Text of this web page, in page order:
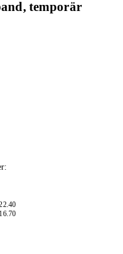
temporär